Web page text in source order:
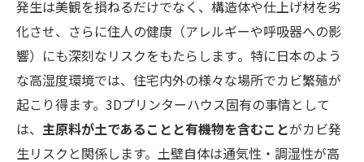
発生は美観を損ねるだけでなく、構造体や仕上げ材を劣
化させ、さらに住人の健康（アレルギーや呼吸器への影
響）にも深刻なリスクをもたらします​。特に日本のよう
な高湿度環境では、住宅内外の様々な場所でカビ繁殖が
起こり得ます。3Dプリンターハウス固有の事情として
は、 主原料が土であることと有機物を含むことがカビ発
生リスクと関係します。土壁自体は通気性・調湿性が高